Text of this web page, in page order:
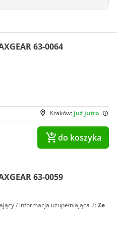
63-0064
Kraków: już jutro
do koszyka
63-0059
/ informacja uzupełniająca 2:Ze